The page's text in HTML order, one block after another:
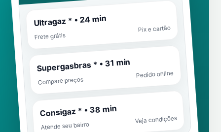
Ultragaz * • 24 min
Frete grátis
Pix e cartão
Supergasbras * • 31 min
Compare preços
Pedido online
Consigaz * • 38 min
Atende seu bairro
Veja condições